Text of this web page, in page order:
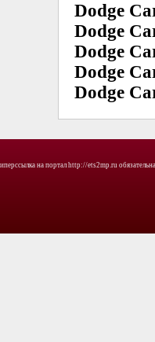
Dodge
Dodge
Dodge
Dodge
Dodge
на портал http://ets2mp.ru